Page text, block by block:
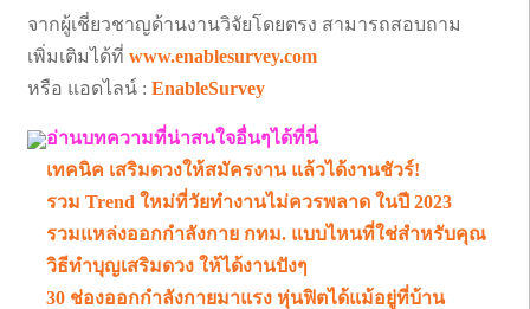
จากผู้เชี่ยวชาญด้านงานวิจัยโดยตรง สามารถสอบถาม
เพิ่มเติมได้ที่ www.enablesurvey.com
หรือ แอดไลน์ : EnableSurvey
อ่านบทความที่น่าสนใจอื่นๆได้ที่นี่
เทคนิค เสริมดวงให้สมัครงาน แล้วได้งานชัวร์!
รวม Trend ใหม่ที่วัยทำงานไม่ควรพลาด ในปี 2023
รวมแหล่งออกกำลังกาย กทม. แบบไหนที่ใช่สำหรับคุณ
วิธีทำบุญเสริมดวง ให้ได้งานปังๆ
30 ช่องออกกำลังกายมาแรง หุ่นฟิตได้แม้อยู่ที่บ้าน